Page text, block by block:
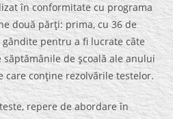
în conformitate cu programa
două părţi: prima, cu 36 de
pentru a fi lucrate câte
de şcoală ale anului
care conţine rezolvările testelor.
repere de abordare în